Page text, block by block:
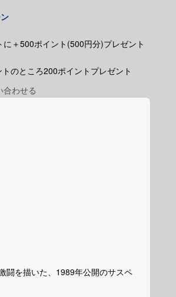
＋500ポイント(500円分)プレゼント
のところ200ポイントプレゼント
合わせる
闘を描いた、1989年公開のサスペ